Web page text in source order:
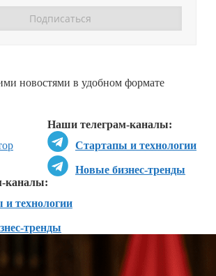
новостями в удобном формате
Наши телеграм-каналы:
Стартапы и технологии
Новые бизнес-тренды
каналы:
технологии
тренды